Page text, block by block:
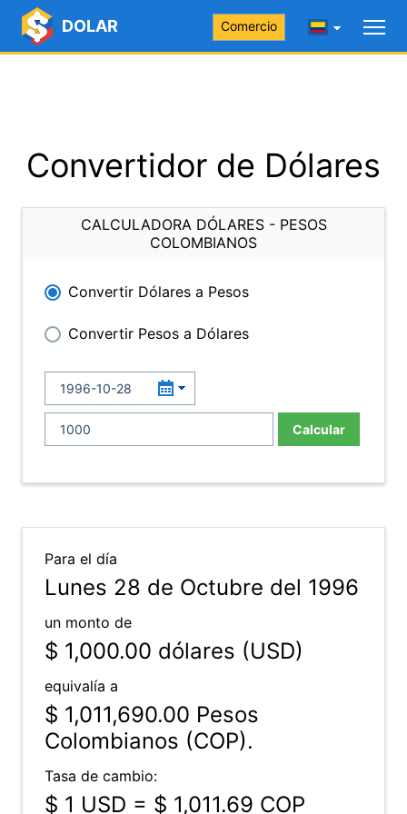
DOLAR Comercio
Convertidor de Dólares
CALCULADORA DÓLARES - PESOS
COLOMBIANOS
Convertir Dólares a Pesos
Convertir Pesos a Dólares
Calcular
Para el día
Lunes 28 de Octubre del 1996
un monto de
$ 1,000.00 dólares (USD)
equivalía a
$ 1,011,690.00 Pesos
Colombianos (COP).
Tasa de cambio:
$ 1 USD = $ 1,011.69 COP